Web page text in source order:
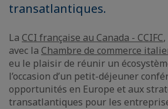
transatlantiques.
La CCI française au Canada - CCIFC
avec la Chambre de commerce
eu le plaisir de réunir un
l’occasion d’un petit-déjeuner
opportunités en Europe et aux
transatlantiques pour les